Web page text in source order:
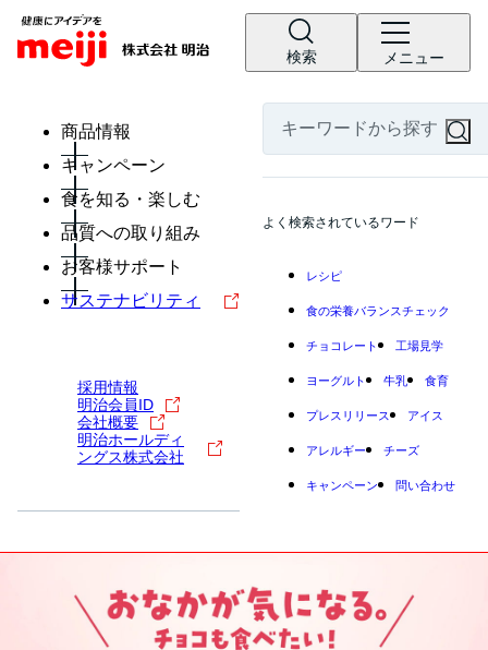
検索 メニュー
商品情報
キャンペーン
食を知る・楽しむ
品質への取り組み
お客様サポート
サステナビリティ
採用情報
明治会員ID
会社概要
明治ホールディ
ングス株式会社
よく検索されているワード
レシピ
食の栄養バランスチェック
チョコレート 工場見学
ヨーグルト 牛乳 食育
プレスリリース アイス
アレルギー チーズ
キャンペーン 問い合わせ